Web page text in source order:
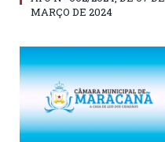
MARÇO DE 2024